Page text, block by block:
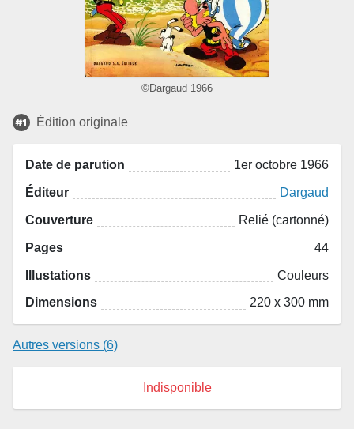
©Dargaud 1966
Édition originale
Date de parution 1er octobre 1966
Éditeur Dargaud
Couverture Relié (cartonné)
Pages 44
Illustations Couleurs
Dimensions 220 x 300 mm
Autres versions (6)
Indisponible